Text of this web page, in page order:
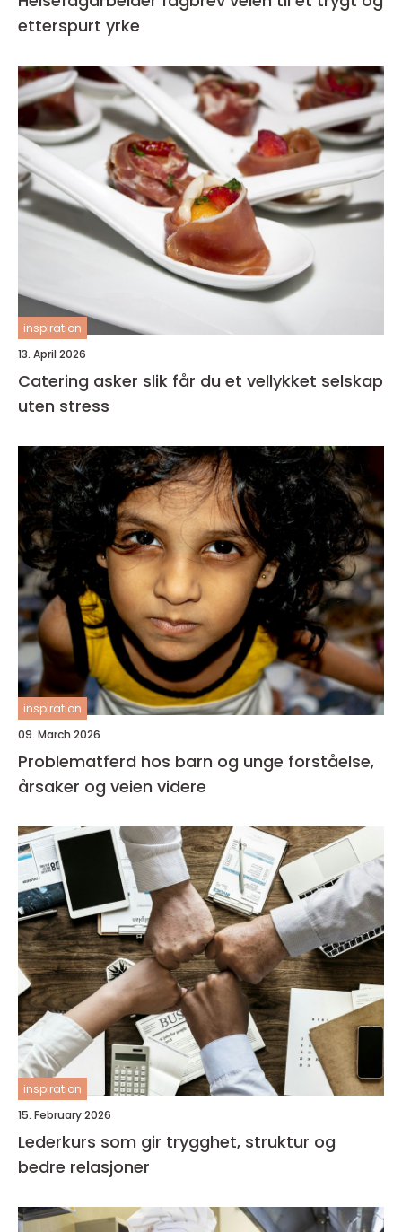
etterspurt yrke
inspiration
13. April 2026
Catering asker slik får du et vellykket selskap
uten stress
inspiration
09. March 2026
Problematferd hos barn og unge forståelse,
årsaker og veien videre
inspiration
15. February 2026
Lederkurs som gir trygghet, struktur og
bedre relasjoner